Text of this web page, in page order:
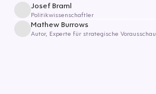
Josef Braml
Politikwissenschaftler
Mathew Burrows
Autor, Experte für strategische Vorausschau